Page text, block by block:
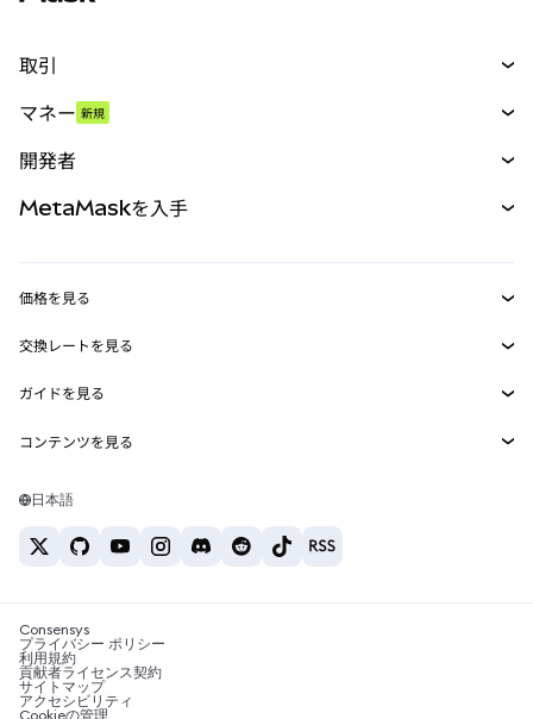
取引
パーペチュアル
RWA
マネー 新規
開発者
MetaMask Connect
Snaps
Web3サービス
MetaMaskを入手
セキュリティ
サポート
キャリア
お問い合わせ
価格を見る
イーサリアムの価格
Solanaの価格
Tetherの価格
交換レートを見る
ETH→USD
USDT→INR
BTC→INR
ETH→USDT
ガイドを見る
ETHの購入
USDTの購入
SHIBの購入
BNBの購入
コンテンツを見る
Solanaウォレット
税制関連ニュース
暗号資産の購入方法は？
ビットコインを売るには？
日本語
Consensys
プライバシー ポリシー
利用規約
貢献者ライセンス契約
サイトマップ
アクセシビリティ
Cookieの管理